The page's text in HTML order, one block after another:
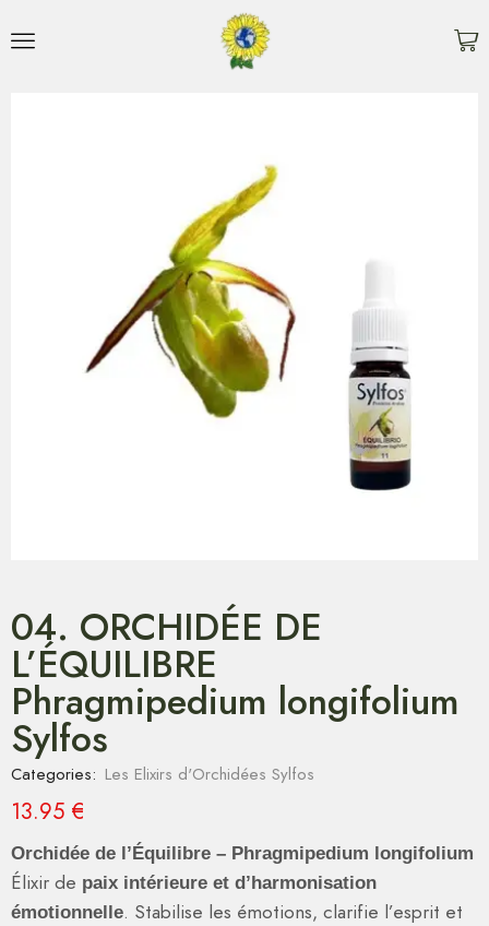
04. ORCHIDÉE DE
L’ÉQUILIBRE
Phragmipedium longifolium
Sylfos
Categories: Les Elixirs d'Orchidées Sylfos
13.95 €
Orchidée de l’Équilibre – Phragmipedium longifolium
Élixir de paix intérieure et d’harmonisation
émotionnelle. Stabilise les émotions, clarifie l’esprit et